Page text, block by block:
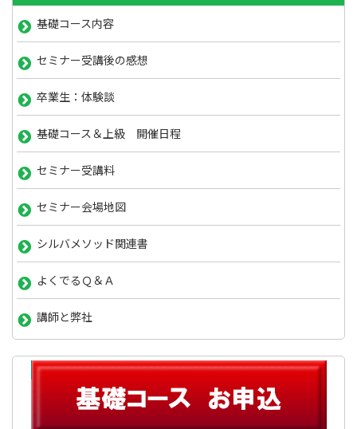
基礎コース内容
セミナー受講後の感想
卒業生：体験談
基礎コース＆上級 開催日程
セミナー受講料
セミナー会場地図
シルバメソッド関連書
よくでるＱ＆Ａ
講師と弊社